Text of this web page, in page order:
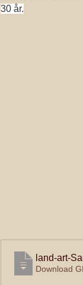
30 år.
land-art-
Download